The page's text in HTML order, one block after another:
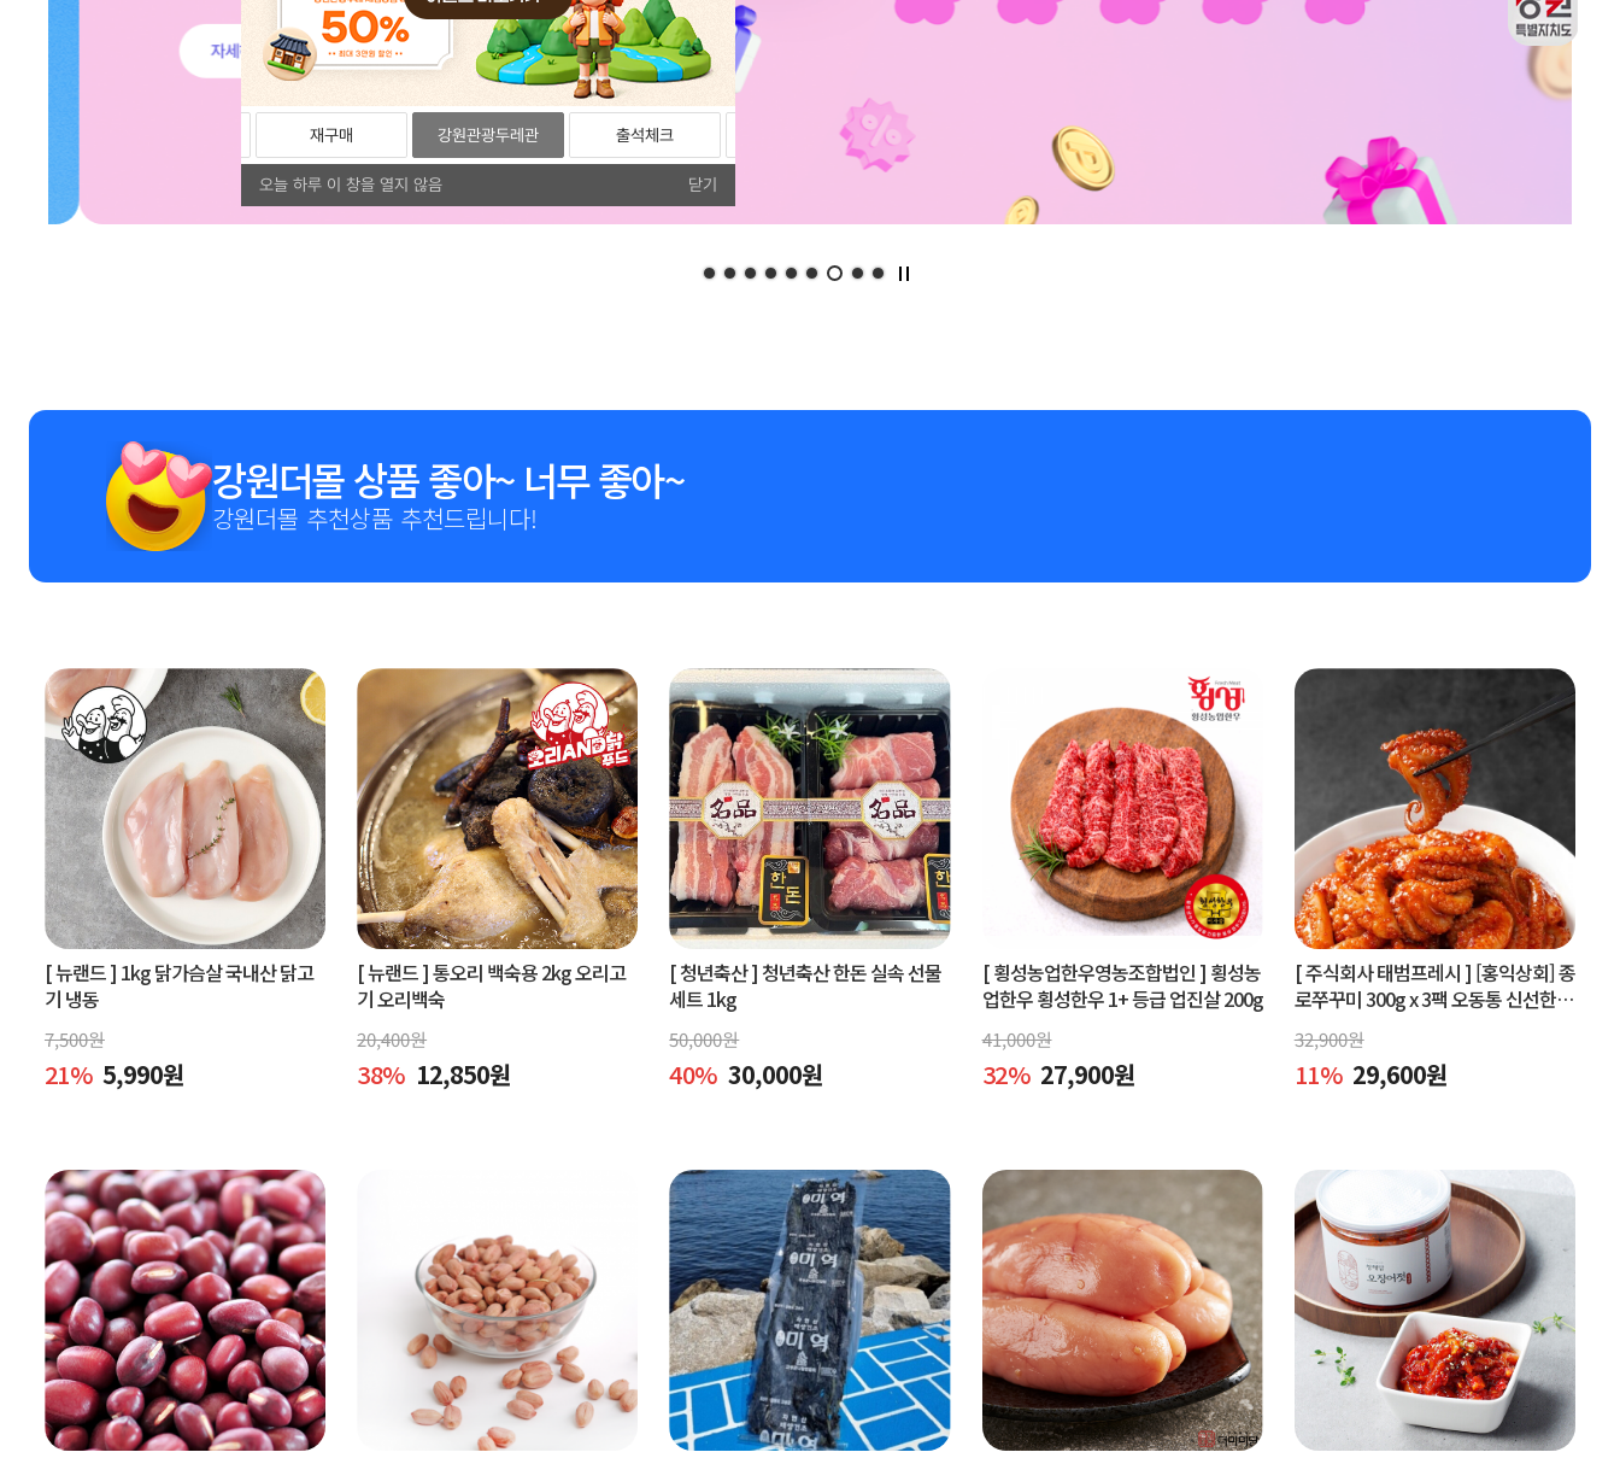
재구매 강원관광두레관 출석체크 재구매
오늘 하루 이 창을 열지 않음 닫기
강원더몰 상품 좋아~ 너무 좋아~
강원더몰 추천상품 추천드립니다!
[ 뉴랜드 ] 1kg 닭가슴살 국내산 닭고
기 냉동
7,500원
21% 5,990원
[ 뉴랜드 ]통오리 백숙용 2kg 오리고
기 오리백숙
20,400원
38% 12,850원
[ 청년축산 ] 청년축산 한돈 실속 선물
세트 1kg
50,000원
40% 30,000원
[ 횡성농업한우영농조합법인 ] 횡성농
업한우 횡성한우 1+ 등급 업진살 200g
41,000원
32% 27,900원
[ 주식회사 태범프레시 ] [홍익상회] 종
로쭈꾸미 300g x 3팩 오동통 신선한원
물맛 그대로
32,900원
11% 29,600원